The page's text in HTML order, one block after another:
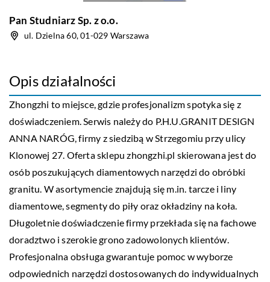
Pan Studniarz Sp. z o.o.
ul. Dzielna 60, 01-029 Warszawa
Opis działalności
Zhongzhi to miejsce, gdzie profesjonalizm spotyka się z
doświadczeniem. Serwis należy do P.H.U.GRANIT DESIGN
ANNA NARÓG, firmy z siedzibą w Strzegomiu przy ulicy
Klonowej 27. Oferta sklepu zhongzhi.pl skierowana jest do
osób poszukujących diamentowych narzędzi do obróbki
granitu. W asortymencie znajdują się m.in. tarcze i liny
diamentowe, segmenty do piły oraz okładziny na koła.
Długoletnie doświadczenie firmy przekłada się na fachowe
doradztwo i szerokie grono zadowolonych klientów.
Profesjonalna obsługa gwarantuje pomoc w wyborze
odpowiednich narzędzi dostosowanych do indywidualnych